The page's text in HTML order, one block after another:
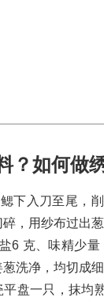
？如何做
下入刀至尾，
，用纱布过出
6 克、味精少
洗净，均切成
盘一只，抹均